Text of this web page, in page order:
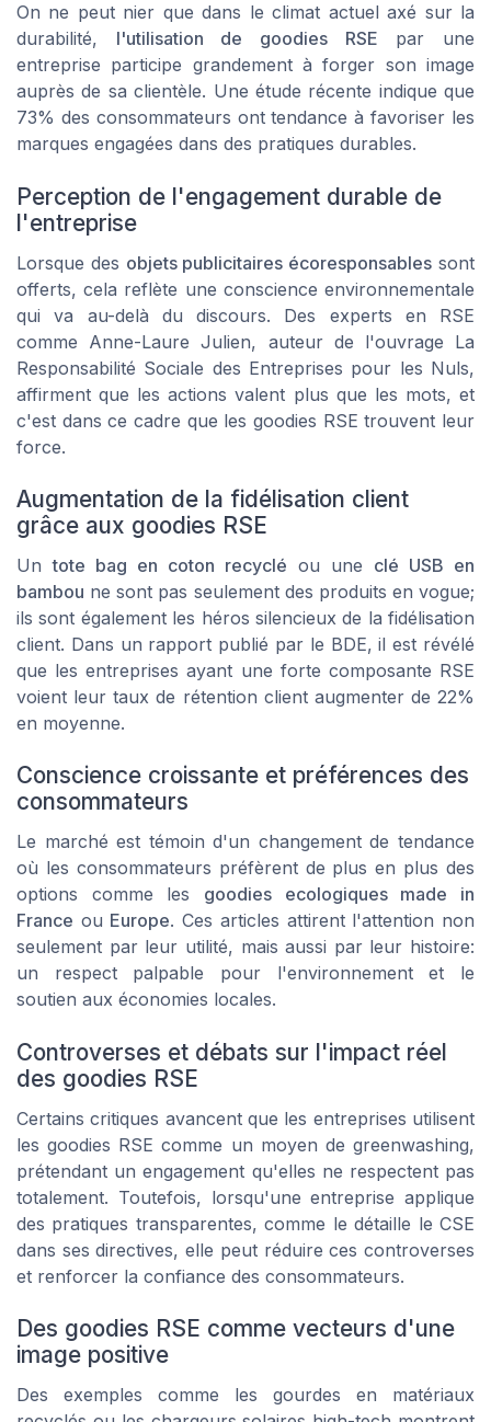
On ne peut nier que dans le climat actuel axé sur la
durabilité, l'utilisation de goodies RSE par une
entreprise participe grandement à forger son image
auprès de sa clientèle. Une étude récente indique que
73% des consommateurs ont tendance à favoriser les
marques engagées dans des pratiques durables.
Perception de l'engagement durable de
l'entreprise
Lorsque des objets publicitaires écoresponsables sont
offerts, cela reflète une conscience environnementale
qui va au-delà du discours. Des experts en RSE
comme Anne-Laure Julien, auteur de l'ouvrage La
Responsabilité Sociale des Entreprises pour les Nuls,
affirment que les actions valent plus que les mots, et
c'est dans ce cadre que les goodies RSE trouvent leur
force.
Augmentation de la fidélisation client
grâce aux goodies RSE
Untote bag en coton recyclé ou une clé USB en
bambou ne sont pas seulement des produits en vogue;
ils sont également les héros silencieux de la fidélisation
client. Dans un rapport publié par le BDE, il est révélé
que les entreprises ayant une forte composante RSE
voient leur taux de rétention client augmenter de 22%
en moyenne.
Conscience croissante et préférences des
consommateurs
Le marché est témoin d'un changement de tendance
où les consommateurs préfèrent de plus en plus des
options comme les goodies ecologiques made in
France ou Europe. Ces articles attirent l'attention non
seulement par leur utilité, mais aussi par leur histoire:
un respect palpable pour l'environnement et le
soutien aux économies locales.
Controverses et débats sur l'impact réel
des goodies RSE
Certains critiques avancent que les entreprises utilisent
les goodies RSE comme un moyen de greenwashing,
prétendant un engagement qu'elles ne respectent pas
totalement. Toutefois, lorsqu'une entreprise applique
des pratiques transparentes, comme le détaille le CSE
dans ses directives, elle peut réduire ces controverses
et renforcer la confiance des consommateurs.
Des goodies RSE comme vecteurs d'une
image positive
Des exemples comme les gourdes en matériaux